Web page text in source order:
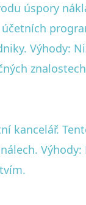
úspory
Výhody: